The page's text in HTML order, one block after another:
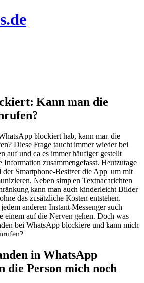
Kann man die
blockiert hab, kann man die
Diese Frage taucht immer wieder bei
auf und da es immer häufiger gestellt
Information zusammengefasst. Heutzutage
der Smartphone-Besitzer die App, um mit
Neben simplen Textnachrichten
kann man auch kinderleicht Bilder
das zusätzliche Kosten entstehen.
anderen Instant-Messenger auch
einem auf die Nerven gehen. Doch was
bei WhatsApp blockiere und kann mich
in WhatsApp
die Person mich noch